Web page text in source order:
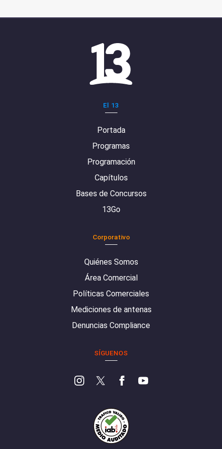
El 13
Portada
Programas
Programación
Capítulos
Bases de Concursos
13Go
Corporativo
Quiénes Somos
Área Comercial
Políticas Comerciales
Mediciones de antenas
Denuncias Compliance
SÍGUENOS